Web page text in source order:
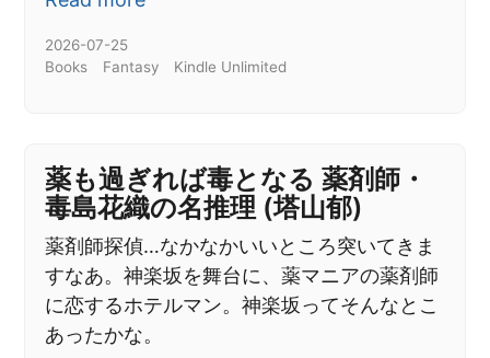
2026-07-25
Books
Fantasy Kindle Unlimited
薬も過ぎれば毒となる 薬剤師・
毒島花織の名推理 (塔山郁)
薬剤師探偵…なかなかいいところ突いてきま
すなあ。神楽坂を舞台に、薬マニアの薬剤師
に恋するホテルマン。神楽坂ってそんなとこ
あったかな。